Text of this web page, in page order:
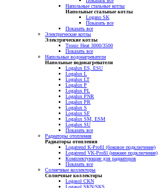
Напольные стальные котлы
Напольные стальные котлы
Logano SK
Показать все
Показать все
Электрические котлы
Электрические котлы
Tronic Heat 3000/3500
Показать все
Напольные водонагреватели
Напольные водонагреватели
Logalux ES, ESU
Logalux L
Logalux LT
Logalux P
Logalux PL
Logalux PNR
Logalux PR
Logalux S
Logalux SF
Logalux SM, ESM
Logalux SU
Показать все
Радиаторы отопления
Радиаторы отопления
Logatrend K-Profil (боковое подключение)
Logatrend VK-Profil (нижнее подключение)
Комплектующие для радиаторов
Показать все
Солнечные коллекторы
Солнечные коллекторы
Logasol CKN
Logasol SKN/SKS